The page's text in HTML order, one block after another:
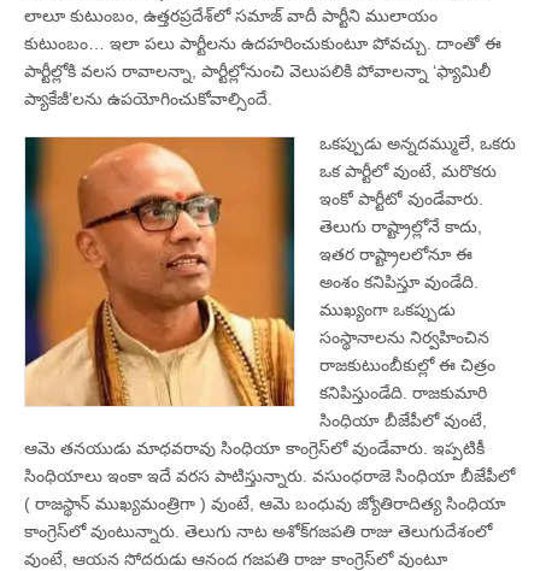
లాలూ కుటుంబం, ఉత్తరప్రదేశ్‌లో సమాజ్‌ వాదీ పార్టీని ములాయం
కుటుంబం… ఇలా పలు పార్టీలను ఉదహరించుకుంటూ పోవచ్చు. దాంతో ఈ
పార్టీల్లోకి వలస రావాలన్నా, పార్టీల్లోనుంచి వెలుపలికి పోవాలన్నా ‘ఫ్యామిలీ
ప్యాకేజీ’లను ఉపయోగించుకోవాల్సిందే.
ఒకప్పుడు అన్నదమ్ములే, ఒకరు
ఒక పార్టీలో వుంటే, మరొకరు
ఇంకో పార్టీటో వుండేవారు.
తెలుగు రాష్ట్రాల్లోనే కాదు,
ఇతర రాష్ట్రాలలోనూ ఈ
అంశం కనిపిస్తూ వుండేది.
ముఖ్యంగా ఒకప్పుడు
సంస్థానాలను నిర్వహించిన
రాజకుటుంబీకుల్లో ఈ చిత్రం
కనిపిస్తుండేది. రాజకుమారి
సింధియా బీజేపీలో వుంటే,
ఆమె తనయుడు మాధవరావు సింధియా కాంగ్రెస్‌లో వుండేవారు. ఇప్పటికీ
సింధియాలు ఇంకా ఇదే వరస పాటిస్తున్నారు. వసుంధరాజె సింధియా బీజేపీలో
( రాజస్థాన్‌ ముఖ్యమంత్రిగా ) వుంటే, ఆమె బంధువు జ్యోతిరాదిత్య సింధియా
కాంగ్రెస్‌లో వుంటున్నారు. తెలుగు నాట అశోక్‌గజపతి రాజు తెలుగుదేశంలో
వుంటే, ఆయన సోదరుడు ఆనంద గజపతి రాజు కాంగ్రెస్‌లో వుంటూ